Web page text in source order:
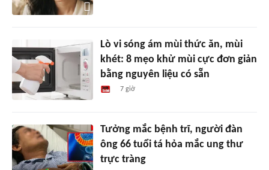
Lò vi sóng ám mùi thức ăn, mùi
khét: 8 mẹo khử mùi cực đơn giản
bằng nguyên liệu có sẵn
7 giờ
Tưởng mắc bệnh trĩ, người đàn
ông 66 tuổi tá hỏa mắc ung thư
trực tràng